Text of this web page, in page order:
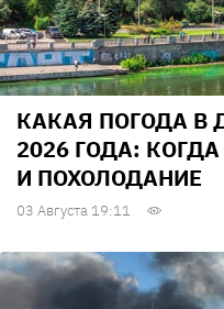
КАКАЯ ПОГОДА В
2026 ГОДА:
И ПОХОЛОДАНИЕ
03 Августа 19:11